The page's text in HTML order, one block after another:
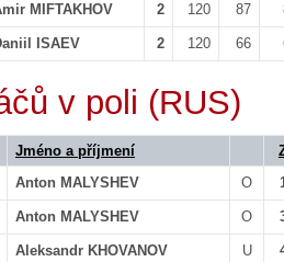
MIFTAKHOV 2 120 87
ISAEV 2 120 66
v poli (RUS)
Jméno a příjmení
Anton MALYSHEV O
Anton MALYSHEV O
Aleksandr KHOVANOV U